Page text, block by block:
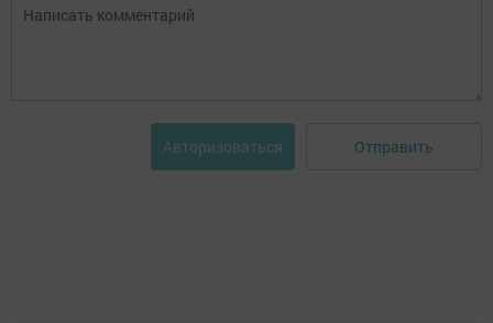
Авторизоваться Отправить